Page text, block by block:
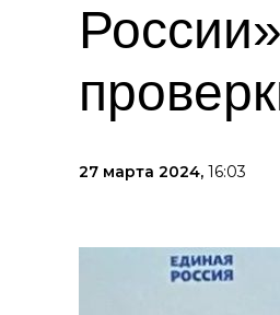
27 марта 2024, 16:03